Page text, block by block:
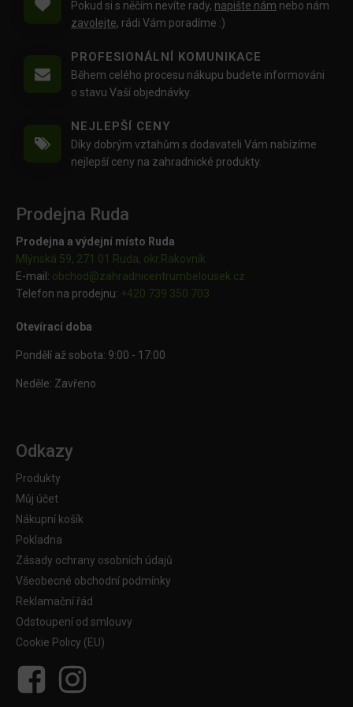
Pokud si s něčím nevíte rady, napište nám nebo nám
zavolejte, rádi Vám poradíme :)
PROFESIONÁLNÍ KOMUNIKACE
Během celého procesu nákupu budete informováni
o stavu Vaší objednávky.
NEJLEPŠÍ CENY
Díky dobrým vztahům s dodavateli Vám nabízíme
nejlepší ceny na zahradnické produkty.
Prodejna Ruda
Prodejna a výdejní místo Ruda
Mlýnská 59, 271 01 Ruda, okr.Rakovník
E-mail: obchod@zahradnicentrumbelousek.cz
Telefon na prodejnu: +420 739 350 703
Otevírací doba
Pondělí až sobota: 9:00 - 17:00
Neděle: Zavřeno
Odkazy
Produkty
Můj účet
Nákupní košík
Pokladna
Zásady ochrany osobních údajů
Všeobecné obchodní podmínky
Reklamační řád
Odstoupení od smlouvy
Cookie Policy (EU)